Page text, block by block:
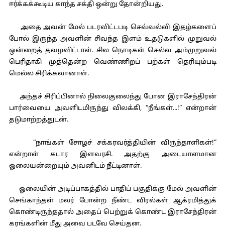
ஈர்க்கக்கூடிய காந்த சக்தி ஒன்று தோன்றியது.
அதை அவன் மேல் படரவிட்டபடி செவ்வல்லி இதழ்களைப்
போல் இருந்த அவளின் சிவந்த இளம் உதடுகளில் முறுவல்
ஒன்றைத் தவழவிட்டாள். சில நொடிகள் செல்ல அம்முறுவல்
பெரிதாகி முத்தென்ற வெண்ணிறப் பற்கள் தெரியும்படி
மெல்ல சிரிக்கலானாள்.
அந்தச் சிரிப்பினால் நிலைகுலைந்து போன இராசேந்திரன்
பார்வையை அவளிடமிருந்து விலக்கி, “நீங்கள்...!” என்றான்
தடுமாற்றத்துடன்.
“நாங்கள் சோழச் சக்கரவர்த்தியின் விருந்தாளிகள்!”
என்றாள் கடார இளவரசி. அதற்கு அடையாளமான
ஓலையன்றையும் அவனிடம் நீட்டினாள்.
ஓலையின் அடிப்பாகத்தில் பாதிப் பகுதிக்கு மேல் அவளின்
செங்காந்தள் மலர் போன்ற நீண்ட விரல்கள் ஆக்ரமித்துக்
கொண்டிருந்ததால் அதைப் பெற்றுக் கொண்ட இராசேந்திரன்
கரங்களின் மீது அவை படவே செய்தன.